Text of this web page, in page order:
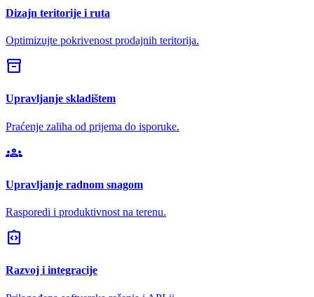
Dizajn teritorije i ruta
Optimizujte pokrivenost prodajnih teritorija.
inventory_2
Upravljanje skladištem
Praćenje zaliha od prijema do isporuke.
groups
Upravljanje radnom snagom
Rasporedi i produktivnost na terenu.
integration_instructions
Razvoj i integracije